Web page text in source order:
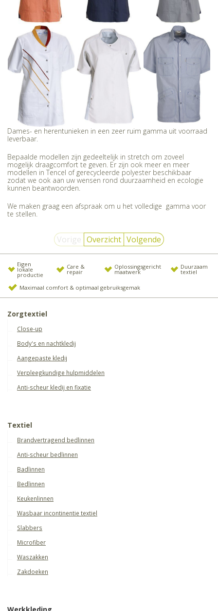
Dames- en herentunieken in een zeer ruim gamma uit voorraad
leverbaar.
Bepaalde modellen zijn gedeeltelijk in stretch om zoveel
mogelijk draagcomfort te geven. Er zijn ook meer en meer
modellen in Tencel of gerecycleerde polyester beschikbaar
zodat we ook aan uw wensen rond duurzaamheid en ecologie
kunnen beantwoorden.
We maken graag een afspraak om u het volledige gamma voor
te stellen.
Vorige Overzicht Volgende
Eigen
lokale
productie
Care &
repair
Oplossingsgericht
maatwerk
Duurzaam
textiel
Maximaal comfort & optimaal gebruiksgemak
Zorgtextiel
Close-up
Body's en nachtkledij
Aangepaste kledij
Verpleegkundige hulpmiddelen
Anti-scheur kledij en fixatie
Textiel
Brandvertragend bedlinnen
Anti-scheur bedlinnen
Badlinnen
Bedlinnen
Keukenlinnen
Wasbaar incontinentie textiel
Slabbers
Microfiber
Waszakken
Zakdoeken
Werkkleding